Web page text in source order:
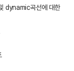
dynamic곡선에 대한